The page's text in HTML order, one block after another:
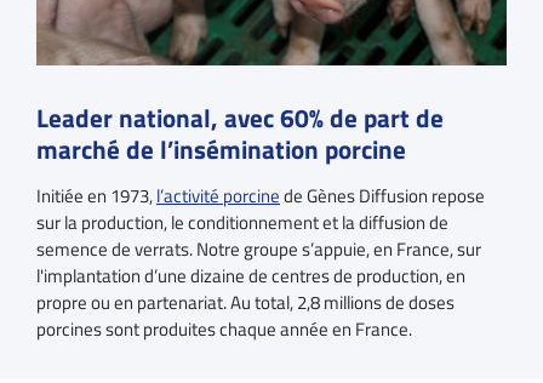
Leader national, avec 60% de part de
marché de l’insémination porcine
Initiée en 1973,l’activité porcinede Gènes Diffusion repose
sur la production, le conditionnement et la diffusion de
semence de verrats. Notre groupe s’appuie, en France, sur
l'implantation d’une dizaine de centres de production, en
propre ou en partenariat. Au total, 2,8 millions de doses
porcines sont produites chaque année en France.